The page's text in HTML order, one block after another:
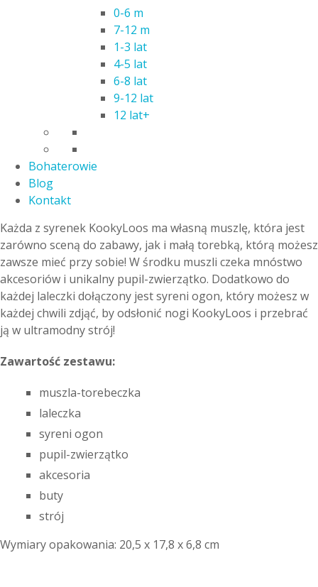
0-6 m
7-12 m
1-3 lat
4-5 lat
6-8 lat
9-12 lat
12 lat+
Bohaterowie
Blog
Kontakt
Informacje dodatkowe
MAGICBOX KOOKYLOOS MERMAID SYRENKA JEWEL
KookyLoos teraz podbijają morza i oceany! Poznaj Star,
Pearl, Coral i Jewel, czyli małe syrenki z Kooky Springs. Jewel
jest elegancka i zjawiskowa. Motto Jewel brzmi: „Złoto jest
piękne”. Jest zawsze gotowa do realizacji swoich marzeń,
zna się na muzyce i pięknie dekoruje wnętrza. Kolekcjonuje
rzeczy w złotym kolorze.
Każda z syrenek KookyLoos ma własną muszlę, która jest
zarówno sceną do zabawy, jak i małą torebką, którą możesz
zawsze mieć przy sobie! W środku muszli czeka mnóstwo
akcesoriów i unikalny pupil-zwierzątko. Dodatkowo do
każdej laleczki dołączony jest syreni ogon, który możesz w
każdej chwili zdjąć, by odsłonić nogi KookyLoos i przebrać
ją w ultramodny strój!
Zawartość zestawu:
muszla-torebeczka
laleczka
syreni ogon
pupil-zwierzątko
akcesoria
buty
strój
Wymiary opakowania: 20,5 x 17,8 x 6,8 cm